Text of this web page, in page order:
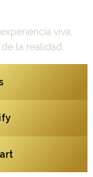
viva,
la realidad.